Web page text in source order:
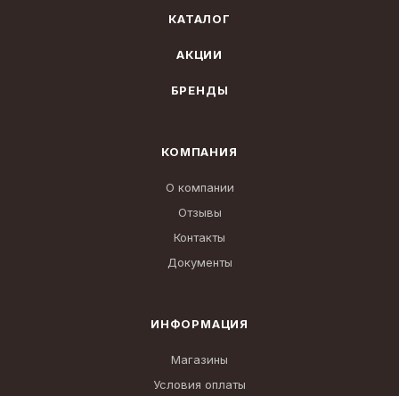
КАТАЛОГ
АКЦИИ
БРЕНДЫ
КОМПАНИЯ
О компании
Отзывы
Контакты
Документы
ИНФОРМАЦИЯ
Магазины
Условия оплаты